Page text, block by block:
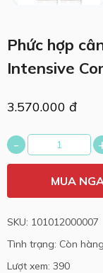
Phức hợp
Intensive
3.570.000 đ
-
MUA
SKU: 101012000007
Tình trạng: Còn hàng
Lượt xem: 390